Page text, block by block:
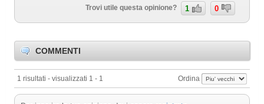
Trovi utile questa opinione? 1 0
COMMENTI
1 risultati - visualizzati 1 - 1 Ordina